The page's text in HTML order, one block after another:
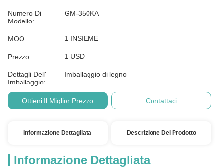
Numero Di
Modello:
GM-350KA
MOQ: 1 INSIEME
Prezzo: 1 USD
Dettagli Dell'
Imballaggio:
Imballaggio di legno
Ottieni Il Miglior Prezzo Contattaci
Informazione Dettagliata Descrizione Del Prodotto
Informazione Dettagliata